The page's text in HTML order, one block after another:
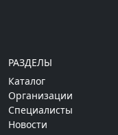
РАЗДЕЛЫ
Каталог
Организации
Специалисты
Новости